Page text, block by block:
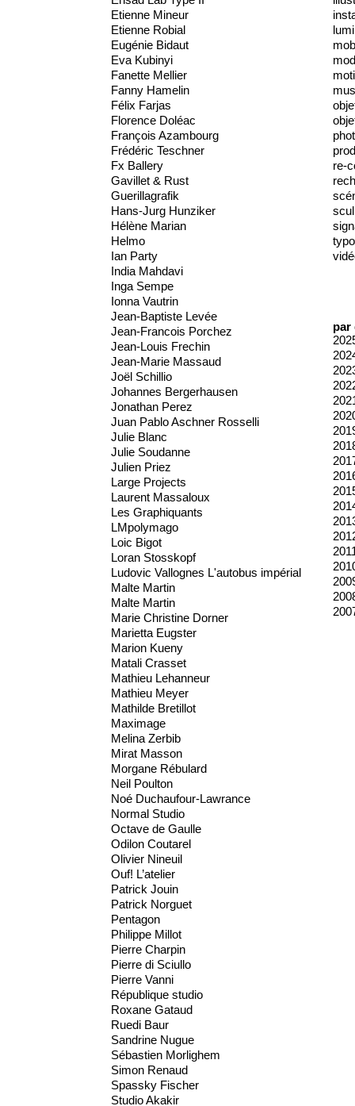
Etienne Mineur
Etienne Robial
Eugénie Bidaut
Eva Kubinyi
Fanette Mellier
Fanny Hamelin
Félix Farjas
Florence Doléac
François Azambourg
Frédéric Teschner
Fx Ballery
Gavillet & Rust
Guerillagrafik
Hans-Jurg Hunziker
Hélène Marian
Helmo
Ian Party
India Mahdavi
Inga Sempe
Ionna Vautrin
Jean-Baptiste Levée
Jean-Francois Porchez
Jean-Louis Frechin
Jean-Marie Massaud
Joël Schillio
Johannes Bergerhausen
Jonathan Perez
Juan Pablo Aschner Rosselli
Julie Blanc
Julie Soudanne
Julien Priez
Large Projects
Laurent Massaloux
Les Graphiquants
LMpolymago
Loic Bigot
Loran Stosskopf
Ludovic Vallognes L'autobus impérial
Malte Martin
Malte Martin
Marie Christine Dorner
Marietta Eugster
Marion Kueny
Matali Crasset
Mathieu Lehanneur
Mathieu Meyer
Mathilde Bretillot
Maximage
Melina Zerbib
Mirat Masson
Morgane Rébulard
Neil Poulton
Noé Duchaufour-Lawrance
Normal Studio
Octave de Gaulle
Odilon Coutarel
Olivier Nineuil
Ouf! L’atelier
Patrick Jouin
Patrick Norguet
Pentagon
Philippe Millot
Pierre Charpin
Pierre di Sciullo
Pierre Vanni
République studio
Roxane Gataud
Ruedi Baur
Sandrine Nugue
Sébastien Morlighem
Simon Renaud
Spassky Fischer
Studio Akakir
re-
par